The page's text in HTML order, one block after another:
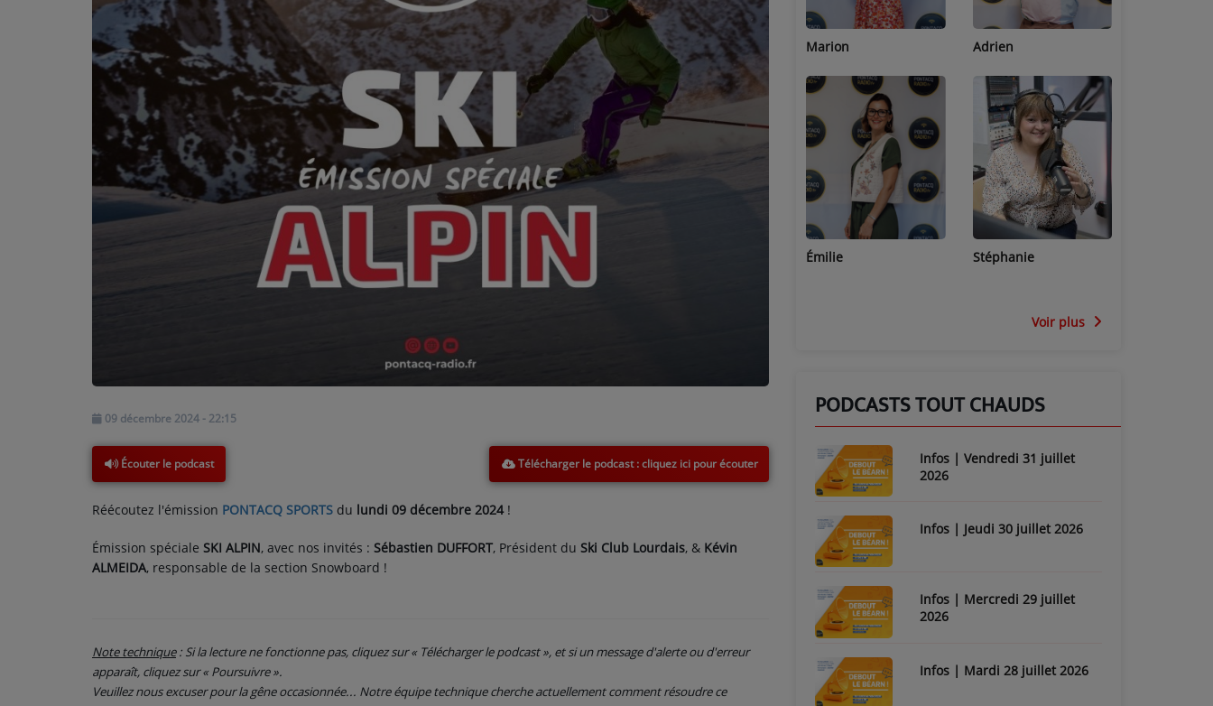
ANNONCEURS & ESPACE PRO
VOTRE PUBLICITÉ SUR PONTACQ RADIO
LOCATION DE STUDIOS
ÉDUCATION AUX MÉDIAS ET À
L'INFORMATION
EN QUOI ÇA CONSISTE ?
RECRUTEMENT
VENEZ DANS LE PUBLIC !
CRÉATIONS AUDIOVISUELLES
L'ŒIL DE L'OIE | PRÉSENTATION
VIDÉOS | L’ŒIL DE L'OIE
PARTENAIRES
09 décembre 2024 - 22:15
Écouter le podcast Télécharger le podcast
Réécoutez l'émission PONTACQ SPORTS du lundi 09 décembre 2024!
Émission spéciale SKI ALPIN, avec nos invités : Sébastien DUFFORT, Président du Ski Club Lourdais, & Kévin
ALMEIDA, responsable de la section Snowboard !
Note technique: Si la lecture ne fonctionne pas, cliquez sur « Télécharger le podcast », et si un message d'alerte ou d'erreur
apparaît, cliquez sur « Poursuivre ».
Veuillez nous excuser pour la gêne occasionnée... Notre équipe technique cherche actuellement comment résoudre ce
Marion Adrien
Stéphanie
Lucas
Jean-Michel
Voir plus
PODCASTS TOUT CHAUDS
Infos | Vendredi 31 juillet
2026
Infos | Jeudi 30 juillet 2026
Infos | Mercredi 29 juillet
2026
Infos | Mardi 28 juillet 2026